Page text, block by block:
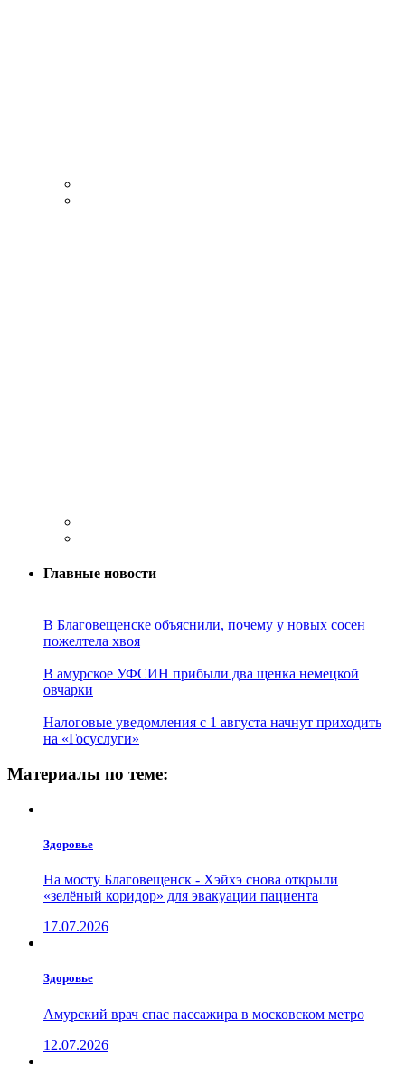
Главные новости
В Благовещенске объяснили, почему у новых сосен
пожелтела хвоя
В амурское УФСИН прибыли два щенка немецкой
овчарки
Налоговые уведомления с 1 августа начнут приходить
на «Госуслуги»
Материалы по теме:
Здоровье
На мосту Благовещенск - Хэйхэ снова открыли
«зелёный коридор» для эвакуации пациента
17.07.2026
Здоровье
Амурский врач спас пассажира в московском метро
12.07.2026